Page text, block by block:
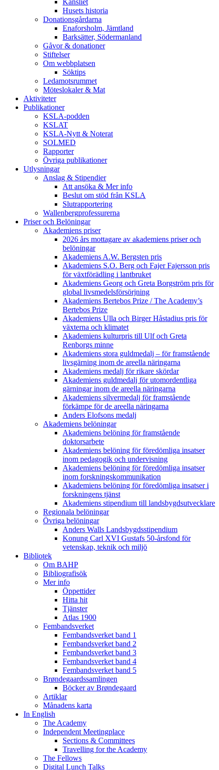
Kansliet
Husets historia
Donationsgårdarna
Enaforsholm, Jämtland
Barksätter, Södermanland
Gåvor & donationer
Stiftelser
Om webbplatsen
Söktips
Ledamotsrummet
Möteslokaler & Mat
Aktiviteter
Publikationer
KSLA-podden
KSLAT
KSLA-Nytt & Noterat
SOLMED
Rapporter
Övriga publikationer
Utlysningar
Anslag & Stipendier
Att ansöka & Mer info
Beslut om stöd från KSLA
Slutrapportering
Wallenbergprofessurerna
Priser och Belöningar
Akademiens priser
2026 års mottagare av akademiens priser och
belöningar
Akademiens A.W. Bergsten pris
Akademiens S.O. Berg och Fajer Fajersson pris
för växtförädling i lantbruket
Akademiens Georg och Greta Borgström pris för
global livsmedelsförsörjning
Akademiens Bertebos Prize / The Academy’s
Bertebos Prize
Akademiens Ulla och Birger Håstadius pris för
växterna och klimatet
Akademiens kulturpris till Ulf och Greta
Renborgs minne
Akademiens stora guldmedalj – för framstående
livsgärning inom de areella näringarna
Akademiens medalj för rikare skördar
Akademiens guldmedalj för utomordentliga
gärningar inom de areella näringarna
Akademiens silvermedalj för framstående
förkämpe för de areella näringarna
Anders Elofsons medalj
Akademiens belöningar
Akademiens belöning för framstående
doktorsarbete
Akademiens belöning för föredömliga insatser
inom pedagogik och undervisning
Akademiens belöning för föredömliga insatser
inom forskningskommunikation
Akademiens belöning för föredömliga insatser i
forskningens tjänst
Akademiens stipendium till landsbygdsutvecklare
Regionala belöningar
Övriga belöningar
Anders Walls Landsbygdsstipendium
Konung Carl XVI Gustafs 50-årsfond för
vetenskap, teknik och miljö
Bibliotek
Om BAHP
Bibliografisök
Mer info
Öppettider
Hitta hit
Tjänster
Atlas 1900
Fembandsverket
Fembandsverket band 1
Fembandsverket band 2
Fembandsverket band 3
Fembandsverket band 4
Fembandsverket band 5
Brøndegaardssamlingen
Böcker av Brøndegaard
Artiklar
Månadens karta
In English
The Academy
Independent Meetingplace
Sections & Committees
Travelling for the Academy
The Fellows
Digital Lunch Talks